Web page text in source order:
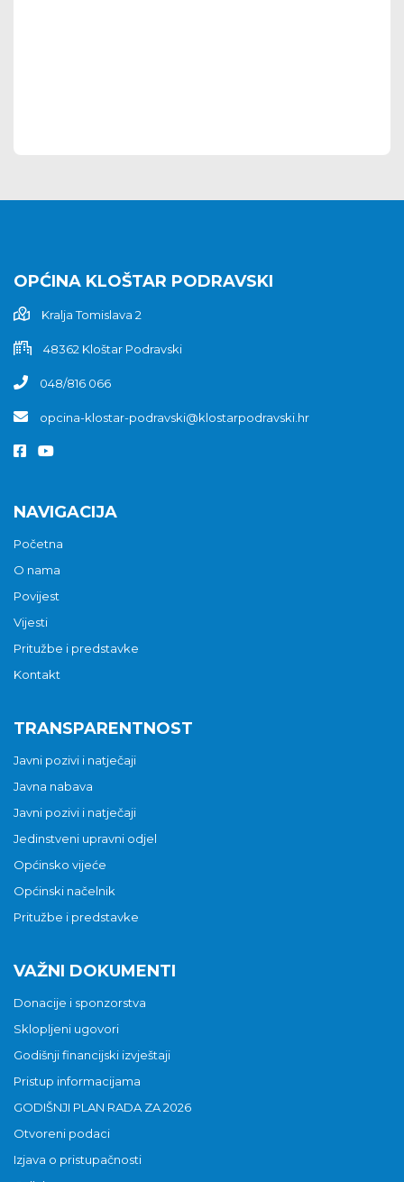
OPĆINA KLOŠTAR PODRAVSKI
Kralja Tomislava 2
48362 Kloštar Podravski
048/816 066
opcina-klostar-podravski@klostarpodravski.hr
NAVIGACIJA
Početna
O nama
Povijest
Vijesti
Pritužbe i predstavke
Kontakt
TRANSPARENTNOST
Javni pozivi i natječaji
Javna nabava
Javni pozivi i natječaji
Jedinstveni upravni odjel
Općinsko vijeće
Općinski načelnik
Pritužbe i predstavke
VAŽNI DOKUMENTI
Donacije i sponzorstva
Sklopljeni ugovori
Godišnji financijski izvještaji
Pristup informacijama
GODIŠNJI PLAN RADA ZA 2026
Otvoreni podaci
Izjava o pristupačnosti